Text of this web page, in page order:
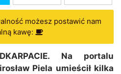
możesz postawić nam
kawę:
Na portalu
Piela umieścił kilka